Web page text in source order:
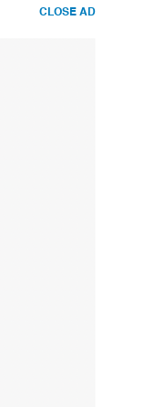
CLOSE AD